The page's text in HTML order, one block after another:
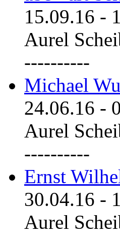
15.09.16 -
Aurel
----------
Michael
24.06.16 -
Aurel
----------
Ernst
30.04.16 -
Aurel